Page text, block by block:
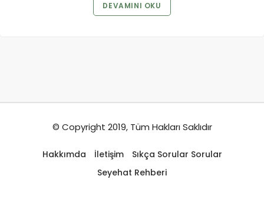
DEVAMINI OKU
© Copyright 2019, Tüm Hakları Saklıdır
Hakkımda İletişim
Sıkça Sorular Sorular
Seyehat Rehberi